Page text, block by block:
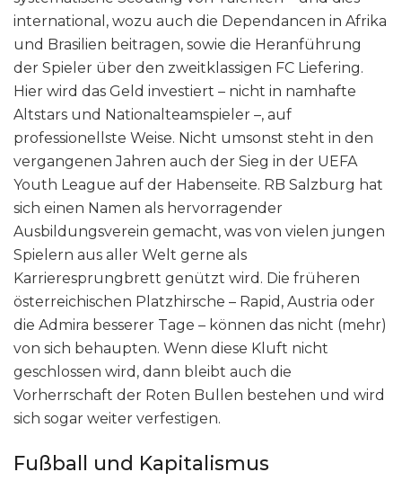
international, wozu auch die Dependancen in Afrika
und Brasilien beitragen, sowie die Heranführung
der Spieler über den zweitklassigen FC Liefering.
Hier wird das Geld investiert – nicht in namhafte
Altstars und Nationalteamspieler –, auf
professionellste Weise. Nicht umsonst steht in den
vergangenen Jahren auch der Sieg in der UEFA
Youth League auf der Habenseite. RB Salzburg hat
sich einen Namen als hervorragender
Ausbildungsverein gemacht, was von vielen jungen
Spielern aus aller Welt gerne als
Karrieresprungbrett genützt wird. Die früheren
österreichischen Platzhirsche – Rapid, Austria oder
die Admira besserer Tage – können das nicht (mehr)
von sich behaupten. Wenn diese Kluft nicht
geschlossen wird, dann bleibt auch die
Vorherrschaft der Roten Bullen bestehen und wird
sich sogar weiter verfestigen.
Fußball und Kapitalismus